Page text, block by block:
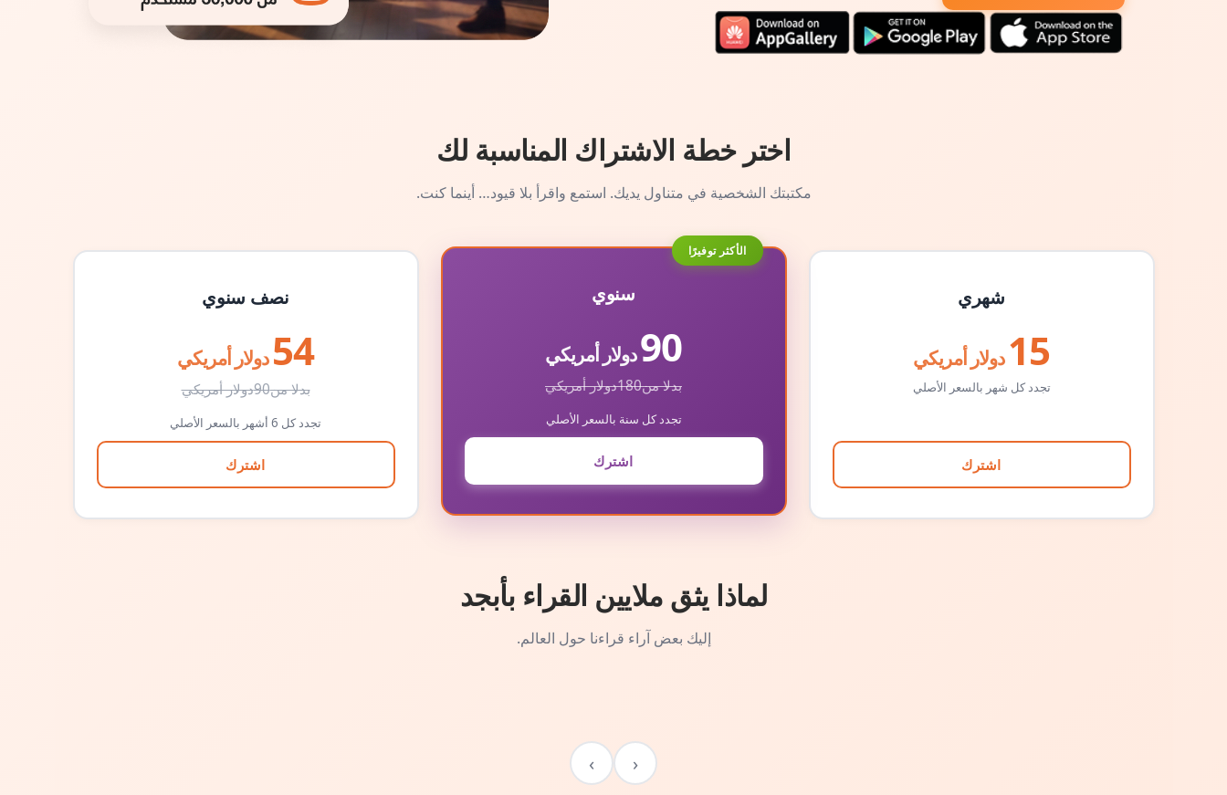
اختر خطة الاشتراك المناسبة لك
مكتبتك الشخصية في متناول يديك. استمع واقرأ بلا قيود… أينما كنت.
شهري
15 دولار أمريكي
تجدد كل شهر بالسعر الأصلي
اشترك
الأكثر توفيرًا
سنوي
90دولار أمريكي
بدلا من180دولار أمريكي
تجدد كل سنة بالسعر الأصلي
اشترك
نصف سنوي
54 دولار أمريكي
بدلا من90دولار أمريكي
تجدد كل 6 أشهر بالسعر الأصلي
اشترك
لماذا يثق ملايين القراء بأبجد
إليك بعض آراء قراءنا حول العالم.
‹
›